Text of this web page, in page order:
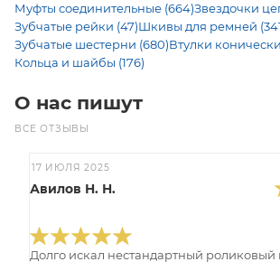
Муфты соединительные (664)Звездочки
Зубчатые рейки (47)Шкивы для ремней
Зубчатые шестерни (680)Втулки
Кольца и шайбы (176)
О нас пишут
ВСЕ ОТЗЫВЫ
17 ИЮЛЯ 2025
Авилов Н. Н.
Долго искал нестандартный